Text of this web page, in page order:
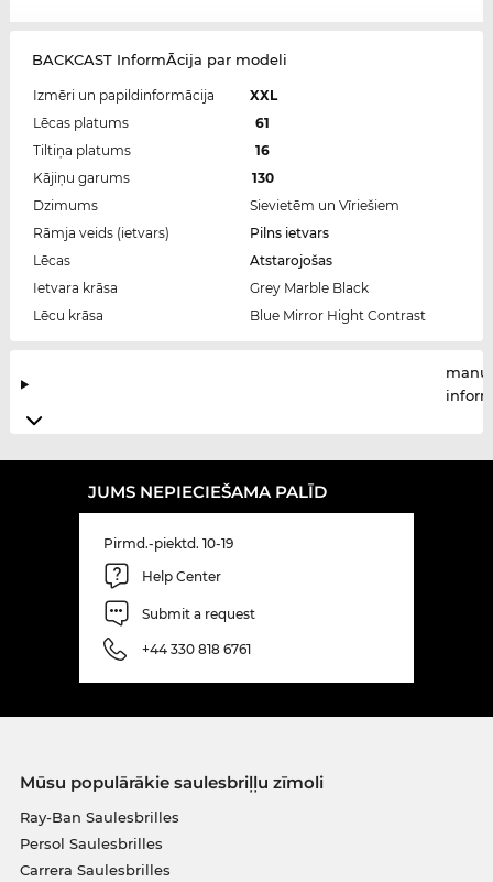
BACKCAST InformĀcija par modeli
Izmēri un papildinformācija
XXL
Lēcas platums
61
Tiltiņa platums
16
Kājiņu garums
130
Dzimums
Sievietēm un Vīriešiem
Rāmja veids (ietvars)
Pilns ietvars
Lēcas
Atstarojošas
Ietvara krāsa
Grey Marble Black
Lēcu krāsa
Blue Mirror Hight Contrast
JUMS NEPIECIEŠAMA PALĪD
Pirmd.-piektd. 10-19
Help Center
Submit a request
+44 330 818 6761
Mūsu populārākie saulesbriļļu zīmoli
Ray-Ban Saulesbrilles
Persol Saulesbrilles
Carrera Saulesbrilles